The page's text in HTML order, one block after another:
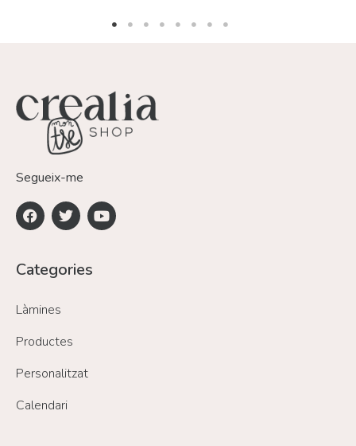
Segueix-me
Categories
Làmines
Productes
Personalitzat
Calendari